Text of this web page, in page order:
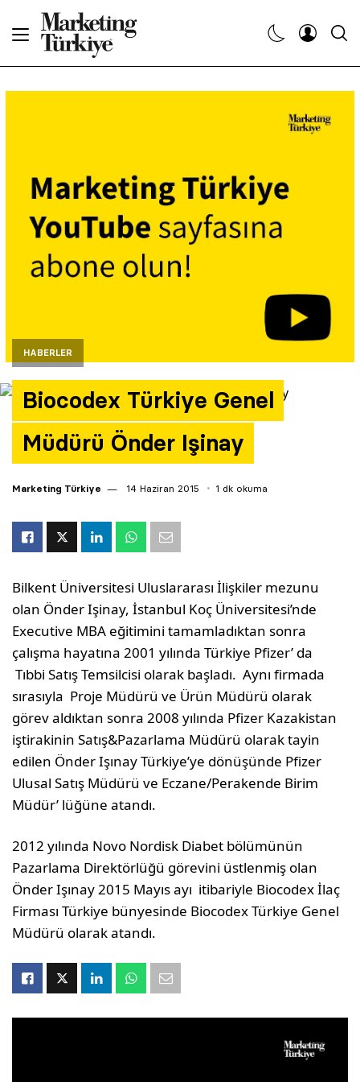
HABERLER
Biocodex Türkiye Genel
Müdürü Önder Işinay
Marketing Türkiye 14 Haziran 2015 1 dk okuma
Bilkent Üniversitesi Uluslararası İlişkiler mezunu
olan Önder Işinay, İstanbul Koç Üniversitesi’nde
Executive MBA eğitimini tamamladıktan sonra
çalışma hayatına 2001 yılında Türkiye Pfizer’ da
Tıbbi Satış Temsilcisi olarak başladı. Aynı firmada
sırasıyla Proje Müdürü ve Ürün Müdürü olarak
görev aldıktan sonra 2008 yılında Pfizer Kazakistan
iştirakinin Satış&Pazarlama Müdürü olarak tayin
edilen Önder Işınay Türkiye’ye dönüşünde Pfizer
Ulusal Satış Müdürü ve Eczane/Perakende Birim
Müdür’ lüğüne atandı.
2012 yılında Novo Nordisk Diabet bölümünün
Pazarlama Direktörlüğü görevini üstlenmiş olan
Önder Işınay 2015 Mayıs ayı itibariyle Biocodex İlaç
Firması Türkiye bünyesinde Biocodex Türkiye Genel
Müdürü olarak atandı.
Dergiler
Etkinlikler
Yazarlar
Araştırma